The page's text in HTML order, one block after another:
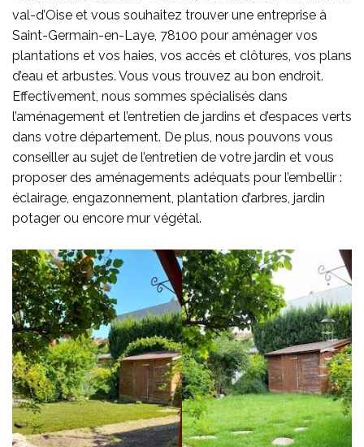
val-d’Oise et vous souhaitez trouver une entreprise à
Saint-Germain-en-Laye, 78100 pour aménager vos
plantations et vos haies, vos accès et clôtures, vos plans
d’eau et arbustes. Vous vous trouvez au bon endroit.
Effectivement, nous sommes spécialisés dans
l’aménagement et l’entretien de jardins et d’espaces verts
dans votre département. De plus, nous pouvons vous
conseiller au sujet de l’entretien de votre jardin et vous
proposer des aménagements adéquats pour l’embellir :
éclairage, engazonnement, plantation d’arbres, jardin
potager ou encore mur végétal.